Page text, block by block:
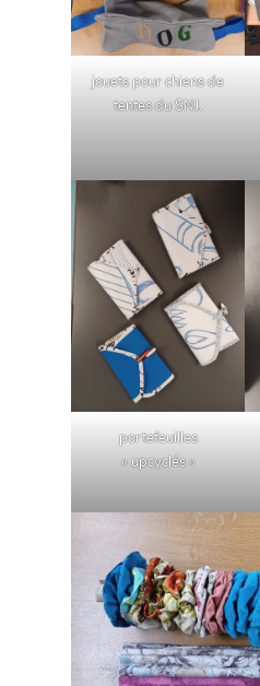
jouets pour chiens de
tentes du SNJ.
portefeuilles
« upcyclés »